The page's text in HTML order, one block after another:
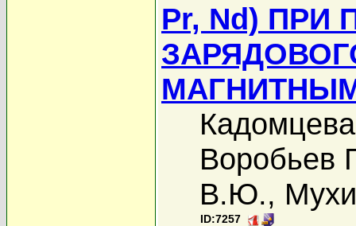
Pr, Nd) ПРИ
Воробьев
В.Ю.,
ID:7257